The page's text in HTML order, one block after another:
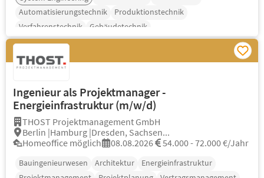
Automatisierungstechnik
Produktionstechnik
Verfahrenstechnik
Gebäudetechnik
Ingenieur als Projektmanager -
Energieinfrastruktur (m/w/d)
THOST Projektmanagement GmbH
Berlin |Hamburg |Dresden, Sachsen...
Homeoffice möglich
08.08.2026 54.000 - 72.000 €/Jahr
Bauingenieurwesen Architektur
Energieinfrastruktur